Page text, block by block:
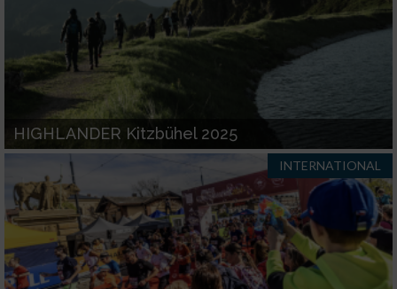
HIGHLANDER Kitzbühel 2025
INTERNATIONAL
Erstellung von Profilen für personalisierte
Werbung
Verwendung von Profilen zur Auswahl
personalisierter Werbung
Erstellung von Profilen zur Personalisierung
von Inhalten
Verwendung von Profilen zur Auswahl
personalisierter Inhalte
Messung der Werbeleistung